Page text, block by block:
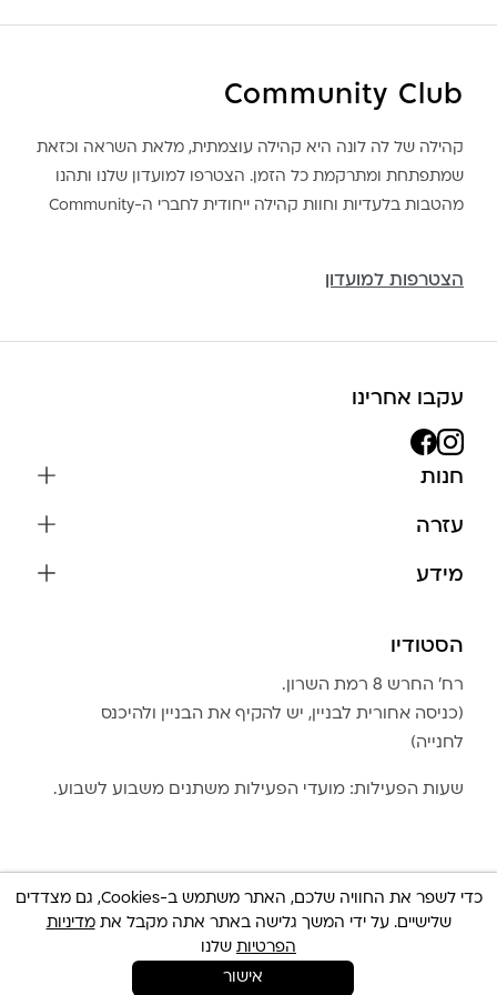
Community Club
קהילה של לה לונה היא קהילה עוצמתית, מלאת השראה וכזאת
שמתפתחת ומתרקמת כל הזמן. הצטרפו למועדון שלנו ותהנו
מהטבות בלעדיות וחוות קהילה ייחודית לחברי ה-Community
הצטרפות למועדון
עקבו אחרינו
חנות
צמידים
בגדים
אביזרים
גברים
LA LUNA HOME
עזרה
צור קשר
מידע
שמירה על התכשיטים
הצהרת נגישות
טבלת מידות טבעות
Community Club
הסטודיו
רח׳ החרש 8 רמת השרון.
(כניסה אחורית לבניין, יש להקיף את הבניין ולהיכנס
לחנייה)
שעות הפעילות: מועדי הפעילות משתנים משבוע לשבוע.
© כל הזכויות שמורות 2025 Built By IWP
כדי לשפר את החוויה שלכם, האתר משתמש ב-Cookies, גם מצדדים
שלישיים. על ידי המשך גלישה באתר אתה מקבל אתמדיניות
הפרטיות שלנו
אישור
צריכה עזרה ?